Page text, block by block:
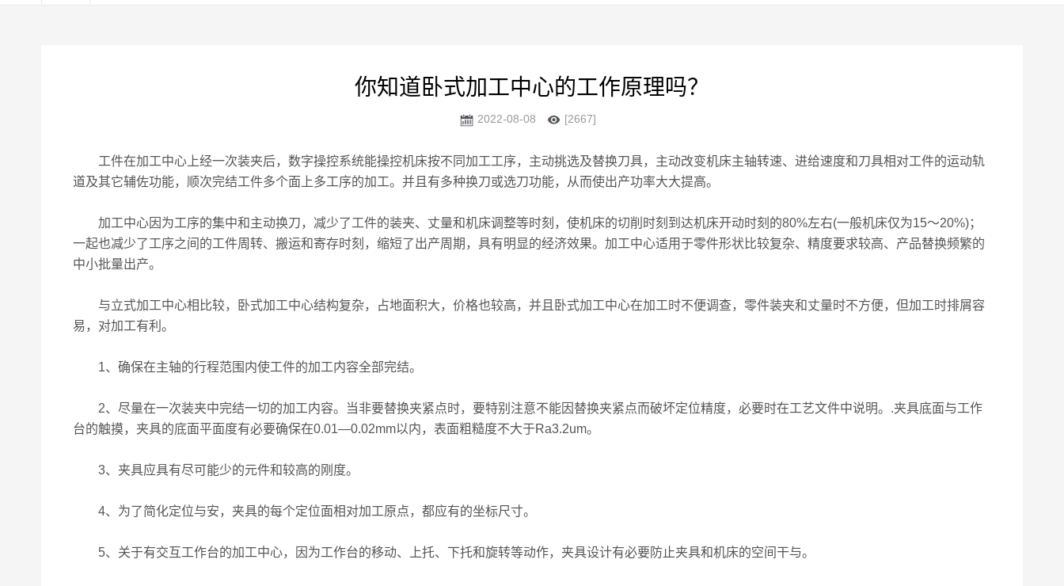
你知道卧式加工中心的工作原理吗？
2022-08-08 [2667]
工件在加工中心上经一次装夹后，数字操控系统能操控机床按不同加工工序，主动挑选及替换刀具，主动改变机床主轴转速、进给速度和刀具相对工件的运动轨
道及其它辅佐功能，顺次完结工件多个面上多工序的加工。并且有多种换刀或选刀功能，从而使出产功率大大提高。
加工中心因为工序的集中和主动换刀，减少了工件的装夹、丈量和机床调整等时刻，使机床的切削时刻到达机床开动时刻的80%左右(一般机床仅为15～20%)；
一起也减少了工序之间的工件周转、搬运和寄存时刻，缩短了出产周期，具有明显的经济效果。加工中心适用于零件形状比较复杂、精度要求较高、产品替换频繁的
中小批量出产。
与立式加工中心相比较，卧式加工中心结构复杂，占地面积大，价格也较高，并且卧式加工中心在加工时不便调查，零件装夹和丈量时不方便，但加工时排屑容
易，对加工有利。
1、确保在主轴的行程范围内使工件的加工内容全部完结。
2、尽量在一次装夹中完结一切的加工内容。当非要替换夹紧点时，要特别注意不能因替换夹紧点而破坏定位精度，必要时在工艺文件中说明。.夹具底面与工作
台的触摸，夹具的底面平面度有必要确保在0.01—0.02mm以内，表面粗糙度不大于Ra3.2um。
3、夹具应具有尽可能少的元件和较高的刚度。
4、为了简化定位与安，夹具的每个定位面相对加工原点，都应有的坐标尺寸。
5、关于有交互工作台的加工中心，因为工作台的移动、上托、下托和旋转等动作，夹具设计有必要防止夹具和机床的空间干与。